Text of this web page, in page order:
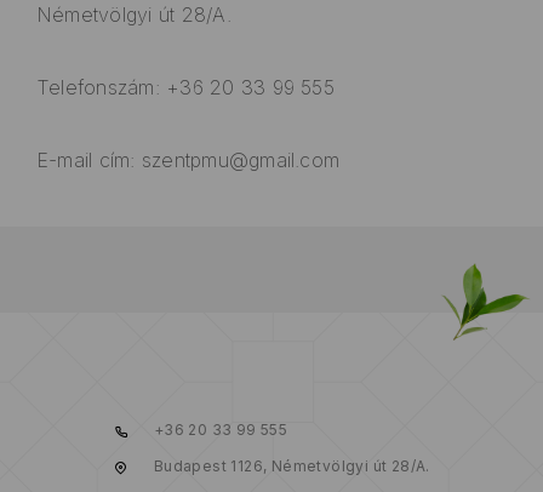
Németvölgyi út 28/A.
Telefonszám: +36 20 33 99 555
E-mail cím: szentpmu@gmail.com
+36 20 33 99 555
Budapest 1126, Németvölgyi út 28/A.